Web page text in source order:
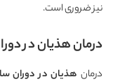
نیز ضروری است.
درمان هذیان در
درمان هذیان در دوران